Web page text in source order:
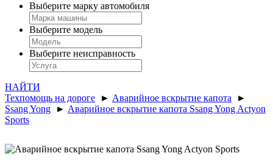
Выберите марку автомобиля
Выберите модель
Выберите неисправность
НАЙТИ
Техпомощь на дороге ► Аварийное вскрытие капота ►
Ssang Yong ► Аварийное вскрытие капота Ssang Yong Actyon
Sports